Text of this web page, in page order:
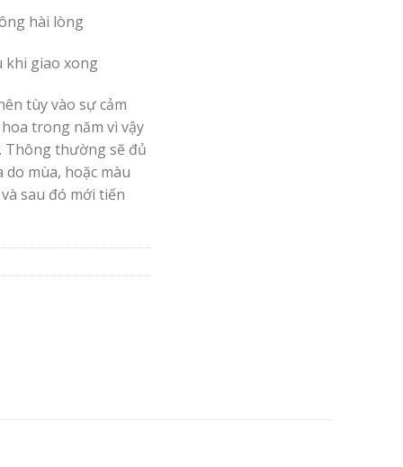
hài lòng
khi giao xong
tùy vào sự cảm
trong năm vì vậy
Thông thường sẽ đủ
mùa, hoặc màu
sau đó mới tiến